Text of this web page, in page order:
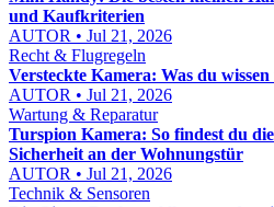
und Kaufkriterien
AUTOR • Jul 21, 2026
Recht & Flugregeln
Versteckte Kamera: Was du
AUTOR • Jul 21, 2026
Wartung & Reparatur
Turspion Kamera: So findest du
Sicherheit an der Wohnungstür
AUTOR • Jul 21, 2026
Technik & Sensoren